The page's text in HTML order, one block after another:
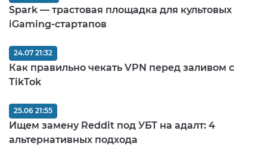
Spark — трастовая площадка для культовых
iGaming-стартапов
Как правильно чекать VPN перед заливом c
TikTok
24.07 21:32
Ищем замену Reddit под УБТ на адалт: 4
альтернативных подхода
25.06 21:55